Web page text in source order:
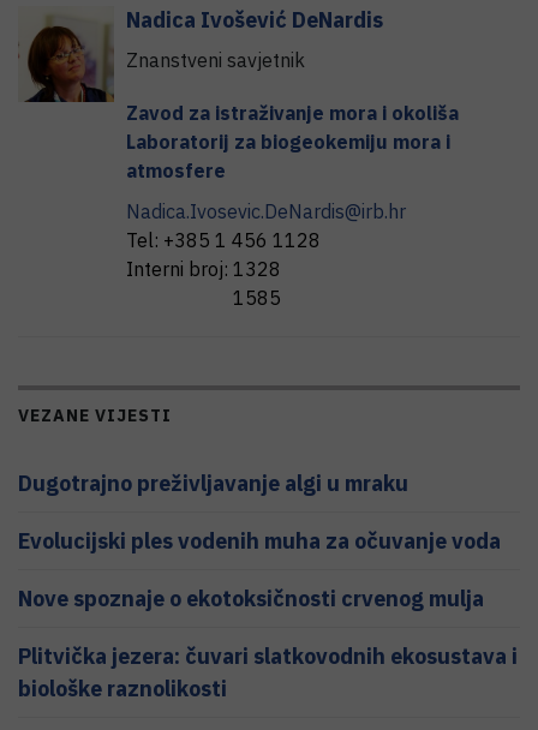
Nadica Ivošević DeNardis
Znanstveni savjetnik
Zavod za istraživanje mora i okoliša
Laboratorij za biogeokemiju mora i
atmosfere
Nadica.Ivosevic.DeNardis@irb.hr
Tel: +385 1 456 1128
Interni broj: 1328
1585
VEZANE VIJESTI
Dugotrajno preživljavanje algi u mraku
Evolucijski ples vodenih muha za očuvanje voda
Nove spoznaje o ekotoksičnosti crvenog mulja
Plitvička jezera: čuvari slatkovodnih ekosustava i
biološke raznolikosti